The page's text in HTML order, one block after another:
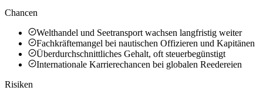
Chancen
Welthandel und Seetransport wachsen langfristig weiter
Fachkräftemangel bei nautischen Offizieren und Kapitänen
Überdurchschnittliches Gehalt, oft steuerbegünstigt
Internationale Karrierechancen bei globalen Reedereien
Risiken